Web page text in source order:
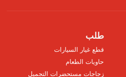
طلب
قطع غيار السيارات
حاويات الطعام
زجاجات مستحضرات التجميل